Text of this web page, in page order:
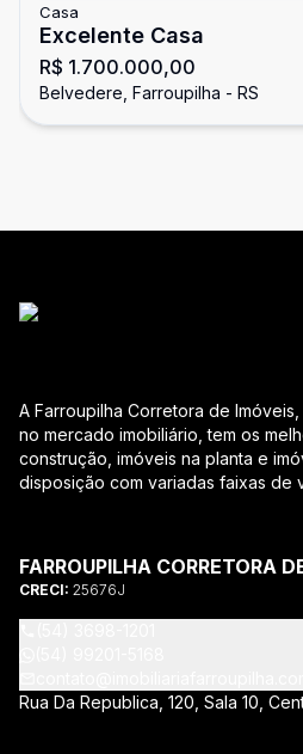
Casa
Excelente Casa
R$ 1.700.000,00
Belvedere, Farroupilha - RS
A Farroupilha Corretora de
no mercado imobiliário, tem os
construção, imóveis na planta e
disposição com variadas faixas de
ao CRECI-RS – estarão sempre
todas as suas dúvidas sobre
salas comerciais e outros produtos
vantagens que a Farroupilha
financiamento bancário para
FARROUPILHA CORRETORA
CRECI: 25676J
Rua Da Republica, 120, Sala 10,